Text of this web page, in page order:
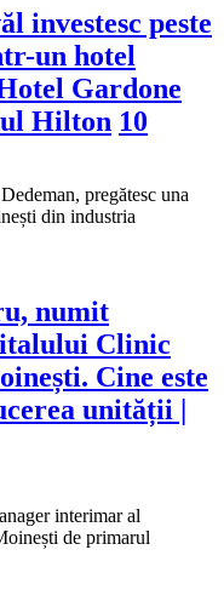
investesc peste
un hotel
Gardone
Hilton 10
pregătesc una
din industria
numit
Clinic
Cine este
unității |
interimar al
de primarul